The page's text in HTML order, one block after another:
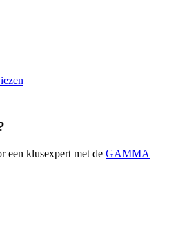
een klusexpert met de GAMMA